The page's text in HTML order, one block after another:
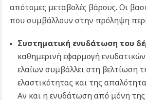
απότομες μεταβολές βάρους. Οι
που συμβάλλουν στην πρόληψη
Συστηματική ενυδάτωση του
καθημερινή εφαρμογή
ελαίων συμβάλλει στη βελτίωση
ελαστικότητας και της
Αν και η ενυδάτωση από μόνη της